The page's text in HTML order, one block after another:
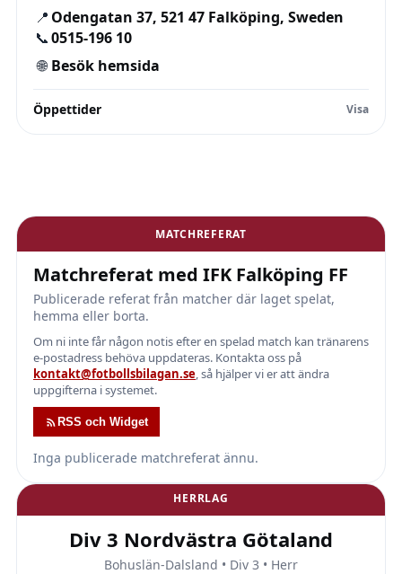
📍 Odengatan 37, 521 47 Falköping, Sweden
📞0515-196 10
🌐 Besök hemsida
Öppettider
MATCHREFERAT
Matchreferat med IFK Falköping FF
Publicerade referat från matcher där laget spelat,
hemma eller borta.
Om ni inte får någon notis efter en spelad match kan tränarens
e-postadress behöva uppdateras. Kontakta oss på
kontakt@fotbollsbilagan.se, så hjälper vi er att ändra
uppgifterna i systemet.
RSS och Widget
Inga publicerade matchreferat ännu.
HERRLAG
Div 3 Nordvästra Götaland
Bohuslän-Dalsland • Div 3 • Herr